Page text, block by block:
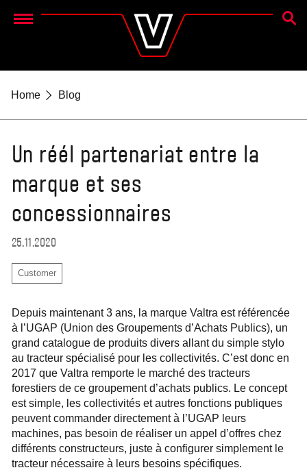
Menu
Home Blog
Un réél partenariat entre la
marque et ses
concessionnaires
25.11.2020
Customer
Depuis maintenant 3 ans, la marque Valtra est référencée
à l’UGAP (Union des Groupements d’Achats Publics), un
grand catalogue de produits divers allant du simple stylo
au tracteur spécialisé pour les collectivités. C’est donc en
2017 que Valtra remporte le marché des tracteurs
forestiers de ce groupement d’achats publics. Le concept
est simple, les collectivités et autres fonctions publiques
peuvent commander directement à l’UGAP leurs
machines, pas besoin de réaliser un appel d’offres chez
différents constructeurs, juste à configurer simplement le
tracteur nécessaire à leurs besoins spécifiques.